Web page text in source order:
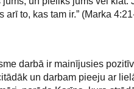
arī to, kas tam ir.” (Marka
darbā ir mainījusies
un darbam pieeju ar